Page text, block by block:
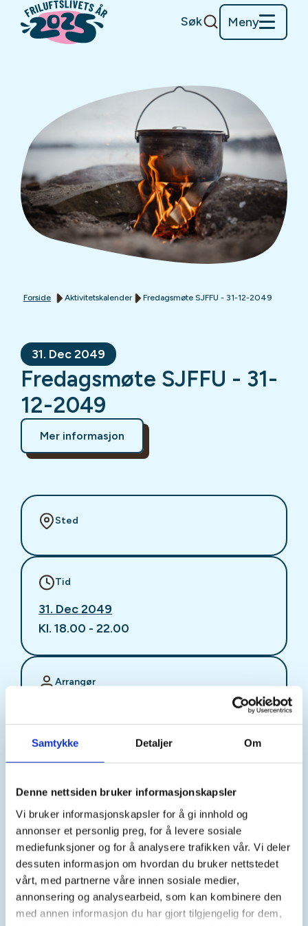
Samtykke Detaljer Om
Denne nettsiden bruker informasjonskapsler
Vi bruker informasjonskapsler for å gi innhold og
annonser et personlig preg, for å levere sosiale
mediefunksjoner og for å analysere trafikken vår. Vi deler
dessuten informasjon om hvordan du bruker nettstedet
vårt, med partnerne våre innen sosiale medier,
annonsering og analysearbeid, som kan kombinere den
med annen informasjon du har gjort tilgjengelig for dem,
Søk Meny
Forside Aktivitetskalender Fredagsmøte SJFFU - 31-12-2049
31. Dec 2049
Fredagsmøte SJFFU - 31-
12-2049
Mer informasjon
Sted
Tid
31. Dec 2049
Kl. 18.00 - 22.00
Arrangør
Kontaktperson
sjffung@outlook.com
Fast fredagsmøte i
Ungdomsutvalget SJFF
(SJFFU)